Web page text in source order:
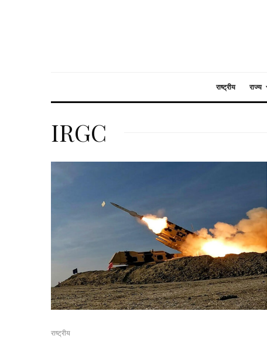
राष्ट्रीय राज्य
IRGC
राष्ट्रीय